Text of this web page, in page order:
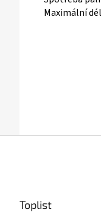
Maximální
Toplist